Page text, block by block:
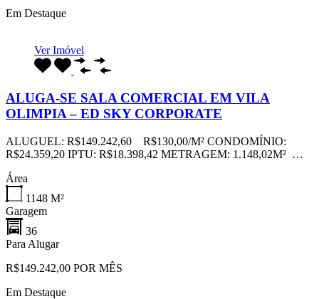
Em Destaque
Ver Imóvel
ALUGA-SE SALA COMERCIAL EM VILA
OLIMPIA – ED SKY CORPORATE
ALUGUEL: R$149.242,60 R$130,00/M² CONDOMÍNIO:
R$24.359,20 IPTU: R$18.398,42 METRAGEM: 1.148,02M² …
Área
1148 M²
Garagem
36
Para Alugar
R$149.242,00 POR MÊS
Em Destaque